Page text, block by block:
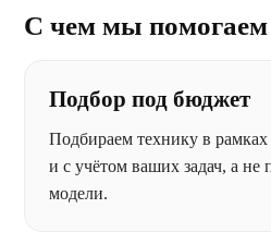
С чем мы помогаем
Подбор под бюджет
Подбираем технику в
и с учётом ваших задач, а не
модели.